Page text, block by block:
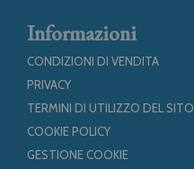
Informazioni
CONDIZIONI DI VENDITA
PRIVACY
TERMINI DI UTILIZZO DEL SITO
COOKIE POLICY
GESTIONE COOKIE